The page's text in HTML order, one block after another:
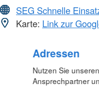
SEG Schnelle
Karte: Link zur
Adressen
Nutzen Sie
Ansprechpartner